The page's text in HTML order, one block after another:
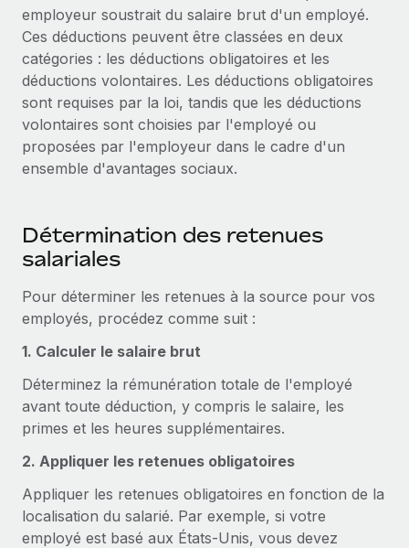
Gestion des freelances
Intégrez et gérez vos freelances partout dans le monde
PEO
Sous-traitez les opérations complexes liées à l’emploi
INFRASTRUCTURE
Intégration Remote
Plateforme
Des fonctions RH clés intégrées pour votre équipe
Connecter
Nouveau
Connectez n'importe quel outil d’IA à Remote grâce à
Intégrations
Rationalisez vos processus avec des outils essentiels
SERVICES
Demandez aux experts
Recevez des conseils d’experts sur les RH à
l’international et la conformité
Comparer Remote
Examinez notre service par rapport aux autres
CROISSANCE
Start-ups
Des solutions agiles et internationales pour les RH et la
paie des entreprises en pleine croissance
Développez vos équipes avec des solutions RH sur
mesure
Entreprise
Les RH à l’international pour les grandes entreprises
Partenaires stratégiques de la tech
Intégrez les RH à l’international de manière flexible
Devenir partenaire
Remote Build Bientôt disponible
Conseil en intégrations et automatisations assistées par
pays
Calculateur de paiement des freelances
Découvrez les devises disponibles et les vitesses de
paiement pour vos freelances internationaux
APPRENDRE AVEC REMOTE
Études de cas
Glossaire RH
Checklists et modèles
Webinaires
Événements
Salle de presse
Données sur les salaires et les talents
Centre de ressources
Nederlands
Français
Deutsch
Español
Português (Portugal)
日本語
한국어
中文（简体）
Connexion
employeur soustrait du salaire brut d'un employé.
Ces déductions peuvent être classées en deux
catégories : les déductions obligatoires et les
déductions volontaires. Les déductions obligatoires
sont requises par la loi, tandis que les déductions
volontaires sont choisies par l'employé ou
proposées par l'employeur dans le cadre d'un
ensemble d'avantages sociaux.
Détermination des retenues
salariales
Pour déterminer les retenues à la source pour vos
employés, procédez comme suit :
1. Calculer le salaire brut
Déterminez la rémunération totale de l'employé
avant toute déduction, y compris le salaire, les
primes et les heures supplémentaires.
2. Appliquer les retenues obligatoires
Appliquer les retenues obligatoires en fonction de la
localisation du salarié. Par exemple, si votre
employé est basé aux États-Unis, vous devez